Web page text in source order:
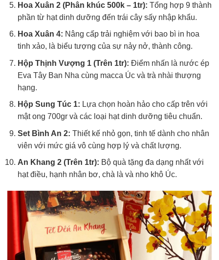
Hoa Xuân 2 (Phân khúc 500k – 1tr): Tổng hợp 9 thành
phần từ hạt dinh dưỡng đến trái cây sấy nhập khẩu.
Hoa Xuân 4: Nâng cấp trải nghiệm với bao bì in hoa
tinh xảo, là biểu tượng của sự nảy nở, thành công.
Hộp Thịnh Vượng 1 (Trên 1tr): Điểm nhấn là nước ép
Eva Tây Ban Nha cùng macca Úc và trà nhài thượng
hạng.
Hộp Sung Túc 1: Lựa chọn hoàn hảo cho cấp trên với
mật ong 700gr và các loại hạt dinh dưỡng tiêu chuẩn.
Set Bình An 2: Thiết kế nhỏ gọn, tinh tế dành cho nhân
viên với mức giá vô cùng hợp lý và chất lượng.
An Khang 2 (Trên 1tr): Bộ quà tặng đa dạng nhất với
hạt điều, hạnh nhân bơ, chà là và nho khô Úc.